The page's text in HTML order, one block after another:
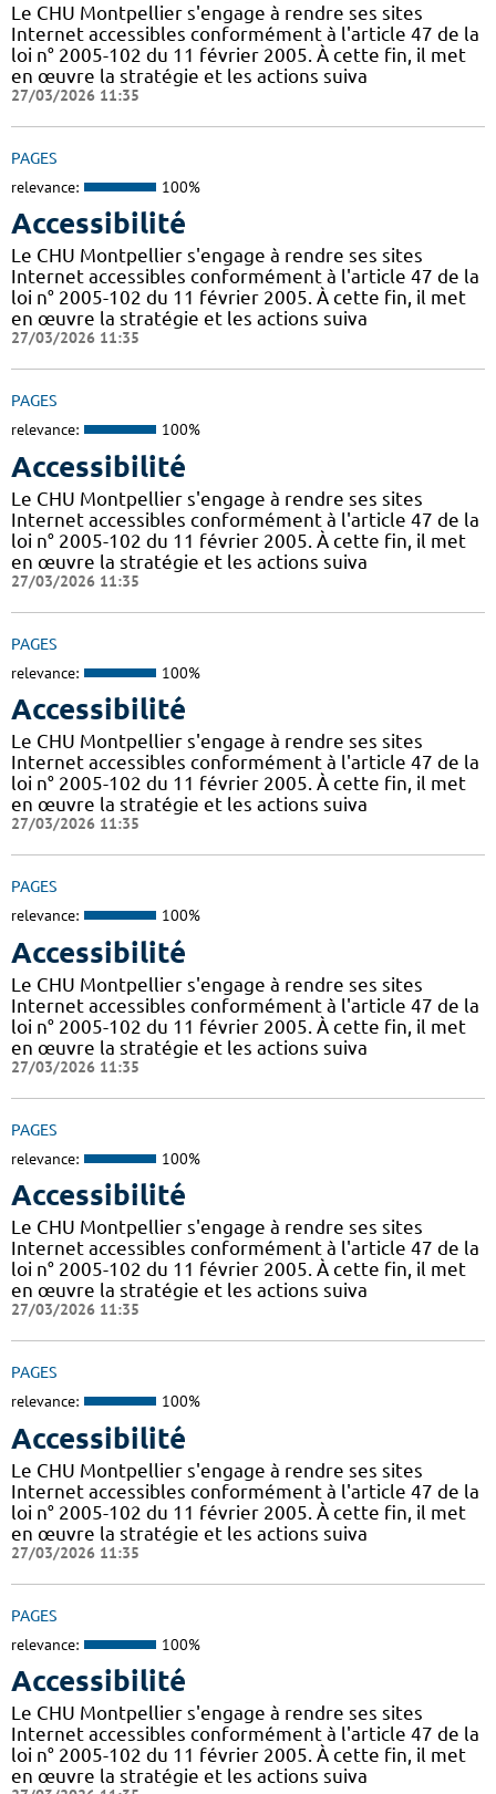
Le CHU Montpellier s'engage à rendre ses sites
Internet accessibles conformément à l'article 47 de la
loi n° 2005-102 du 11 février 2005. À cette fin, il met
en œuvre la stratégie et les actions suiva
27/03/2026 11:35
PAGES
relevance: 100%
Accessibilité
Le CHU Montpellier s'engage à rendre ses sites
Internet accessibles conformément à l'article 47 de la
loi n° 2005-102 du 11 février 2005. À cette fin, il met
en œuvre la stratégie et les actions suiva
27/03/2026 11:35
PAGES
relevance: 100%
Accessibilité
Le CHU Montpellier s'engage à rendre ses sites
Internet accessibles conformément à l'article 47 de la
loi n° 2005-102 du 11 février 2005. À cette fin, il met
en œuvre la stratégie et les actions suiva
27/03/2026 11:35
PAGES
relevance: 100%
Accessibilité
Le CHU Montpellier s'engage à rendre ses sites
Internet accessibles conformément à l'article 47 de la
loi n° 2005-102 du 11 février 2005. À cette fin, il met
en œuvre la stratégie et les actions suiva
27/03/2026 11:35
PAGES
relevance: 100%
Accessibilité
Le CHU Montpellier s'engage à rendre ses sites
Internet accessibles conformément à l'article 47 de la
loi n° 2005-102 du 11 février 2005. À cette fin, il met
en œuvre la stratégie et les actions suiva
27/03/2026 11:35
PAGES
relevance: 100%
Accessibilité
Le CHU Montpellier s'engage à rendre ses sites
Internet accessibles conformément à l'article 47 de la
loi n° 2005-102 du 11 février 2005. À cette fin, il met
en œuvre la stratégie et les actions suiva
27/03/2026 11:35
PAGES
relevance: 100%
Accessibilité
Le CHU Montpellier s'engage à rendre ses sites
Internet accessibles conformément à l'article 47 de la
loi n° 2005-102 du 11 février 2005. À cette fin, il met
en œuvre la stratégie et les actions suiva
27/03/2026 11:35
PAGES
relevance: 100%
Accessibilité
Le CHU Montpellier s'engage à rendre ses sites
Internet accessibles conformément à l'article 47 de la
loi n° 2005-102 du 11 février 2005. À cette fin, il met
en œuvre la stratégie et les actions suiva